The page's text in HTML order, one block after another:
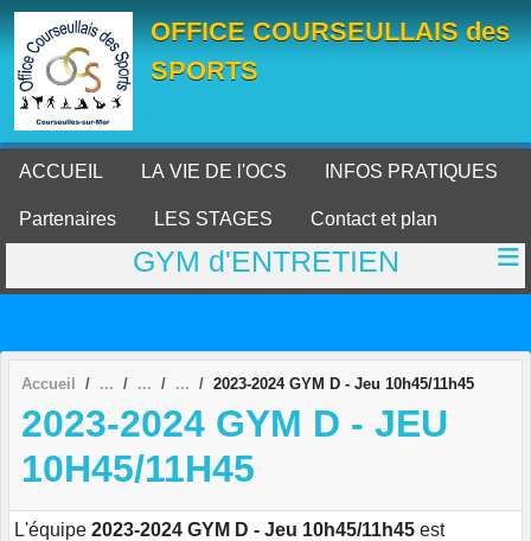
OFFICE COURSEULLAIS des
SPORTS
ACCUEIL LA VIE DE l'OCS INFOS PRATIQUES
Partenaires LES STAGES Contact et plan
GYM d'ENTRETIEN
Accueil 2023-2024 GYM D - Jeu 10h45/11h45
2023-2024 GYM D - JEU
10H45/11H45
L'équipe 2023-2024 GYM D - Jeu 10h45/11h45 est
Panneau de gestion des cookies